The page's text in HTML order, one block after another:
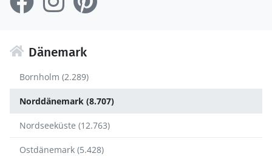
Dänemark
Bornholm (2.289)
Norddänemark (8.707)
Nordseeküste (12.763)
Ostdänemark (5.428)